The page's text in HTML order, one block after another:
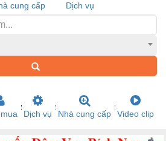
cung cấp Dịch vụ
Dịch vụ Nhà cung cấp Video clip